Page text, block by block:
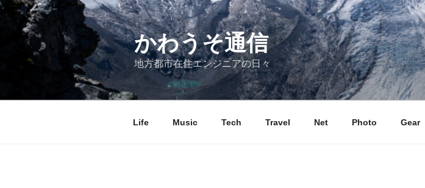
コ
かわうそ通信
地方都市在住エンジニアの日々
Life Music Tech Travel Net Photo Gear